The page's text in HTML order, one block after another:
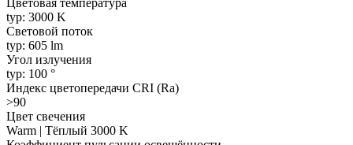
typ: 3000 K
Световой поток
typ: 605 lm
Угол излучения
typ: 100 °
Индекс цветопередачи CRI (Ra)
>90
Цвет свечения
Warm | Тёплый 3000 K